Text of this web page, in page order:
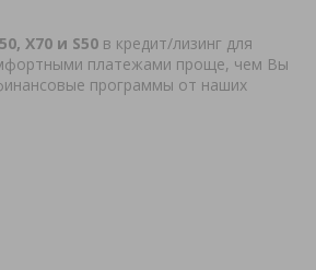
X70 и S50 в кредит/лизинг для
платежами проще, чем Вы
программы от наших